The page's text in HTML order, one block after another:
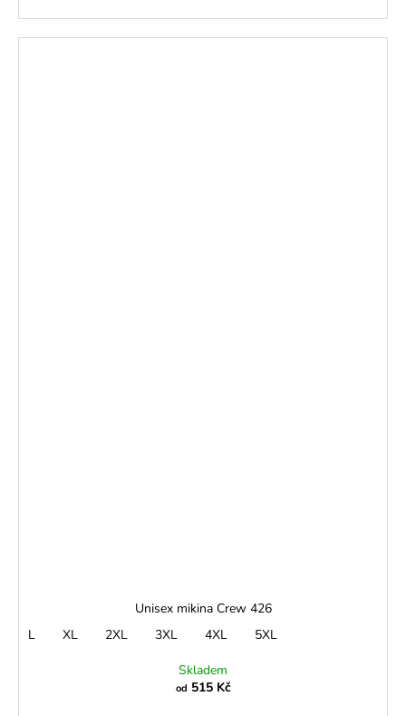
Unisex mikina Crew 426
L
XL 2XL 3XL 4XL 5XL
Skladem
od 515 Kč